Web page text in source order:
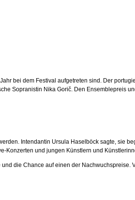
bei dem Festival aufgetreten sind. Der
Sopranistin Nika Gorič. Den Ensemblepreis
Intendantin Ursula Haselböck sagte, sie
Konzerten und jungen Künstlern und
die Chance auf einen der